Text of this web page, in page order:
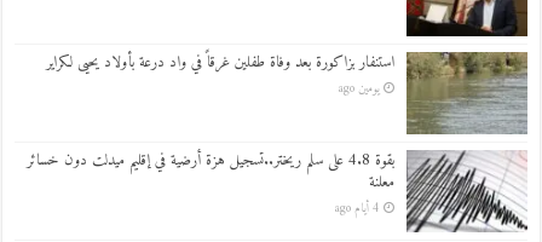
استنفار بزاكورة بعد وفاة طفلين غرقاً في واد درعة بأولاد يحيى لكراير
يومين ago
بقوة 4.8 على سلم ريختر..تسجيل هزة أرضية في إقليم ميدلت دون خسائر
معلنة
4 أيام ago